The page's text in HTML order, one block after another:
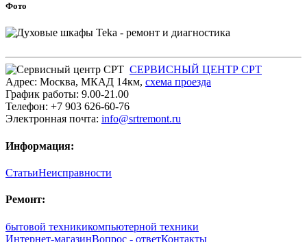
Фото
СЕРВИСНЫЙ ЦЕНТР СРТ
Адрес: Москва, МКАД 14км, cхема проезда
График работы: 9.00-21.00
Телефон: +7 903 626-60-76
Электронная почта: info@srtremont.ru
Информация:
СтатьиНеисправности
Ремонт:
бытовой техникикомпьютерной техники
Интернет-магазинВопрос - ответКонтакты